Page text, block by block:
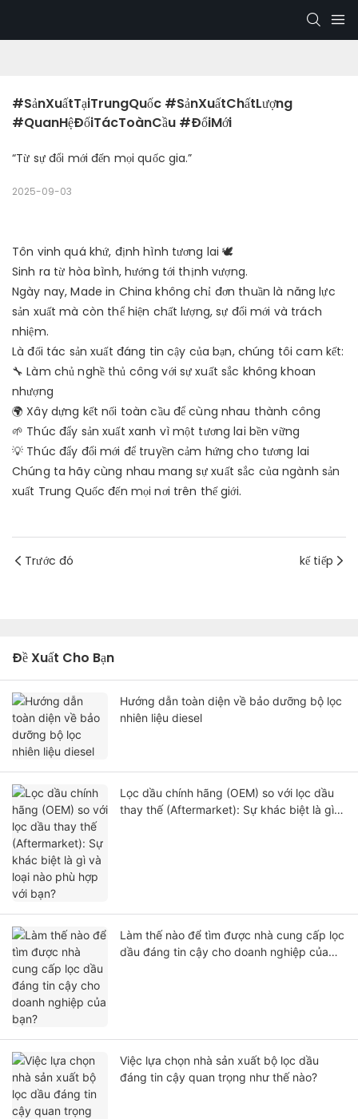
#SảnXuấtTạiTrungQuốc #SảnXuấtChấtLượng
#QuanHệĐốiTácToànCầu #ĐổiMới
“Từ sự đổi mới đến mọi quốc gia.”
2025-09-03
Tôn vinh quá khứ, định hình tương lai 🕊
Sinh ra từ hòa bình, hướng tới thịnh vượng.
Ngày nay, Made in China không chỉ đơn thuần là năng lực
sản xuất mà còn thể hiện chất lượng, sự đổi mới và trách
nhiệm.
Là đối tác sản xuất đáng tin cậy của bạn, chúng tôi cam kết:
🔧 Làm chủ nghề thủ công với sự xuất sắc không khoan
nhượng
🌍 Xây dựng kết nối toàn cầu để cùng nhau thành công
🌱 Thúc đẩy sản xuất xanh vì một tương lai bền vững
💡 Thúc đẩy đổi mới để truyền cảm hứng cho tương lai
Chúng ta hãy cùng nhau mang sự xuất sắc của ngành sản
xuất Trung Quốc đến mọi nơi trên thế giới.
Trước đó kế tiếp
Đề Xuất Cho Bạn
Hướng dẫn toàn diện về bảo dưỡng bộ lọc
nhiên liệu diesel
Lọc dầu chính hãng (OEM) so với lọc dầu
thay thế (Aftermarket): Sự khác biệt là gì
Làm thế nào để tìm được nhà cung cấp lọc
dầu đáng tin cậy cho doanh nghiệp của
Việc lựa chọn nhà sản xuất bộ lọc dầu
đáng tin cậy quan trọng như thế nào?